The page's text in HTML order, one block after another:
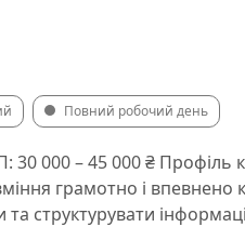
Повний робочий день
30 000 – 45 000 ₴ Профіль
грамотно і впевнено
структурувати